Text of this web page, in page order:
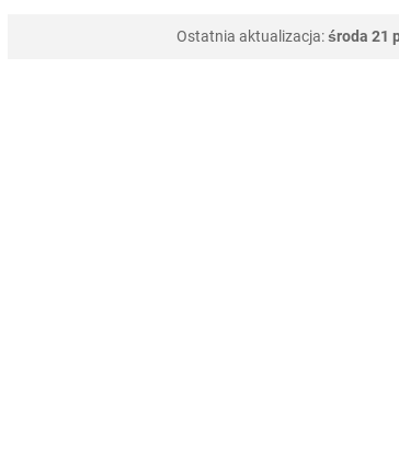
Ostatnia aktualizacja:środa 21